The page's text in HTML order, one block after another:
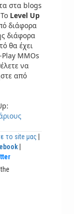
στα blogs
Level Up
διάφορα
διάφορα
θα έχει
MMOs
να
από
το site μας